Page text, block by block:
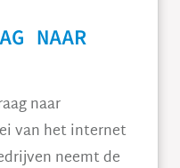
NAAR
naar
van het internet
neemt de